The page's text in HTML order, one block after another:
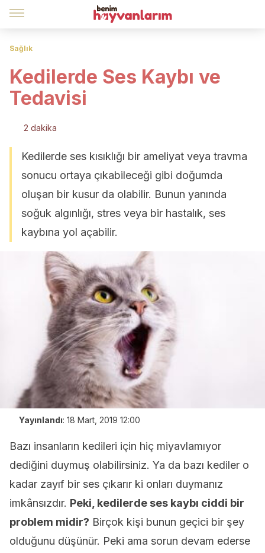
Sağlık
Kedilerde Ses Kaybı ve
Tedavisi
2 dakika
Kedilerde ses kısıklığı bir ameliyat veya travma
sonucu ortaya çıkabileceği gibi doğumda
oluşan bir kusur da olabilir. Bunun yanında
soğuk algınlığı, stres veya bir hastalık, ses
kaybına yol açabilir.
Yayınlandı: 18 Mart, 2019 12:00
Bazı insanların kedileri için hiç miyavlamıyor
dediğini duymuş olabilirsiniz. Ya da bazı kediler o
kadar zayıf bir ses çıkarır ki onları duymanız
imkânsızdır. Peki, kedilerde ses kaybı ciddi bir
problem midir? Birçok kişi bunun geçici bir şey
olduğunu düşünür. Peki ama sorun devam ederse